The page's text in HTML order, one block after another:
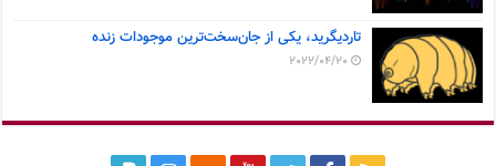
تاردیگرید، یکی از جان‌سخت‌ترین موجودات زنده
2022/04/20